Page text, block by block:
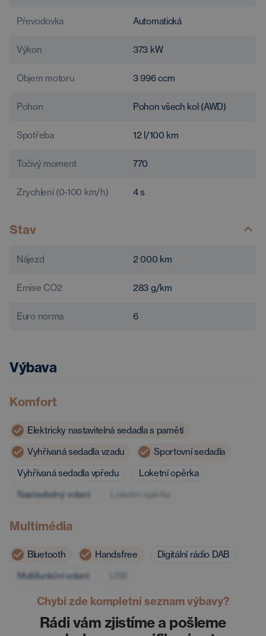
Převodovka Automatická
Výkon 373 kW
Objem motoru 3 996ccm
Pohon Pohon všech kol (AWD)
Spotřeba 12 l/100 km
Točivý moment 770
Zrychlení (0-100 km/h) 4s
Stav
Nájezd 2 000 km
Emise CO2 283 g/km
Euro norma 6
Výbava
Komfort
Elektricky nastavitelná sedadla s pamětí
Vyhřívaná sedadla vzadu
Sportovní sedadla
Vyhřívaná sedadla vpředu
Loketní opěrka
Nastavitelný volant
Loketní opěrka
Multimédia
Bluetooth Handsfree
Digitální rádio DAB
Multifunkční volant
Chybí zde kompletní seznam výbavy?
Rádi vám zjistíme a pošleme